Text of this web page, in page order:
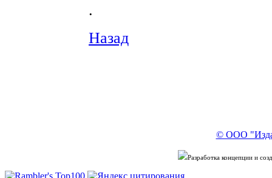
.
Назад
© ООО
Разработка концепции и